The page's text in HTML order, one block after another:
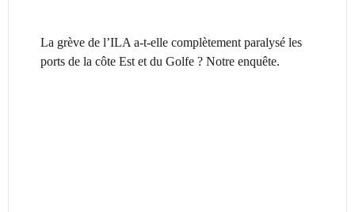
La grève de l’ILA a-t-elle complètement paralysé les
ports de la côte Est et du Golfe ? Notre enquête.